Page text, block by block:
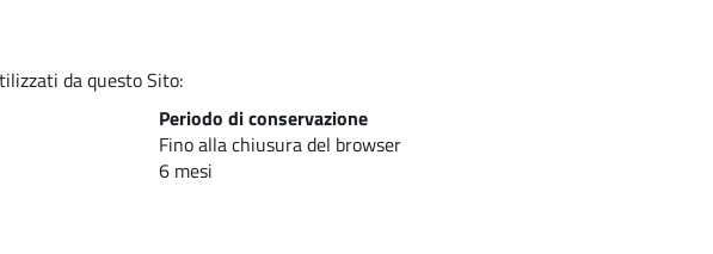
da questo Sito:
Periodo di conservazione
Fino alla chiusura del browser
6 mesi